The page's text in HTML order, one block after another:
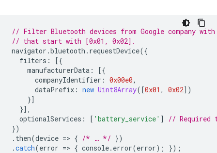
// Filter Bluetooth devices from Google company
// that start with [0x01, 0x02].
navigator .bluetooth . requestDevice({
filters :
[{
manufacturerData :
[{
companyIdentifier : 0x00e0,
dataPrefix : new Uint8Array([0x01 , 0x02])
}]
}],
optionalServices : [ 'battery_service' ]
// Required
})
. then(device => { /* … */ })
.catch(error => { console. error(error); });